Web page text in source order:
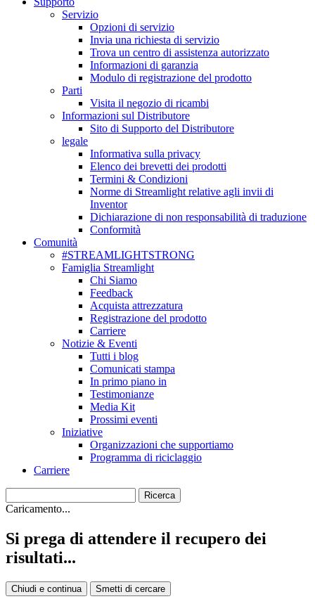
Servizio
Opzioni di servizio
Invia una richiesta di servizio
Trova un centro di assistenza autorizzato
Informazioni di garanzia
Modulo di registrazione del prodotto
Parti
Visita il negozio di ricambi
Informazioni sul Distributore
Sito di Supporto del Distributore
legale
Informativa sulla privacy
Elenco dei brevetti dei prodotti
Termini & Condizioni
Norme di Streamlight relative agli invii di
Inventor
Dichiarazione di non responsabilità di traduzione
Conformità
Comunità
#STREAMLIGHTSTRONG
Famiglia Streamlight
Chi Siamo
Feedback
Acquista attrezzatura
Registrazione del prodotto
Carriere
Notizie & Eventi
Tutti i blog
Comunicati stampa
In primo piano in
Testimonianze
Media Kit
Prossimi eventi
Iniziative
Organizzazioni che supportiamo
Programma di riciclaggio
Carriere
Caricamento...
Si prega di attendere il recupero dei
risultati...
Chiudi e continua Smetti di cercare